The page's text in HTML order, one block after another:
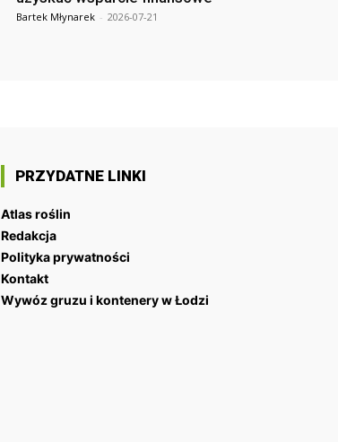
Bartek Młynarek - 2026-07-21
PRZYDATNE LINKI
Atlas roślin
Redakcja
Polityka prywatności
Kontakt
Wywóz gruzu i kontenery w Łodzi